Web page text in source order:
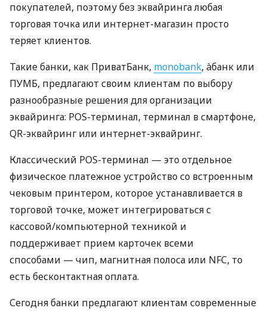
покупателей, поэтому без эквайринга любая
торговая точка или интернет-магазин просто
теряет клиентов.
Такие банки, как ПриватБанк, monobank, àбанк или
ПУМБ, предлагают своим клиентам по выбору
разнообразные решения для организации
эквайринга: POS-терминал, терминал в смартфоне,
QR-эквайринг или интернет-эквайринг.
Классический POS-терминал — это отдельное
физическое платежное устройство со встроенным
чековым принтером, которое устанавливается в
торговой точке, может интегрироваться с
кассовой/компьютерной техникой и
поддерживает прием карточек всеми
способами — чип, магнитная полоса или NFC, то
есть бесконтактная оплата.
Сегодня банки предлагают клиентам современные